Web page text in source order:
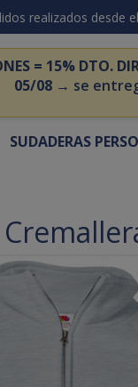
realizados desde
= 15% DTO.
05/08 → se
SUDADERAS